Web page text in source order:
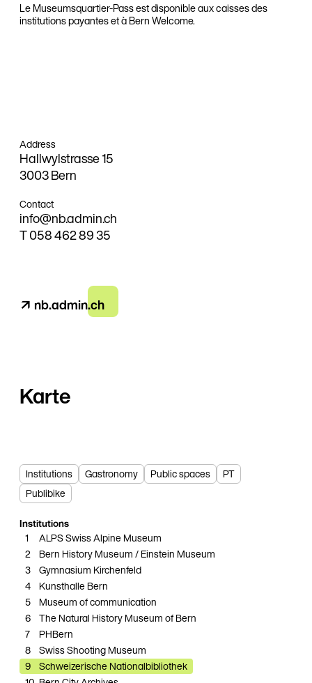
Le Museumsquartier-Pass est disponible aux caisses des
institutions payantes et à Bern Welcome.
Address
Hallwylstrasse 15
3003 Bern
Contact
info@nb.admin.ch
T058 462 89 35
↗ nb.admin.ch
Karte
Institutions Gastronomy Public spaces
PT
Publibike
Institutions
1
ALPS Swiss Alpine Museum
2
Bern History Museum / Einstein Museum
3 Gymnasium Kirchenfeld
4
Kunsthalle Bern
5
Museum of communication
6 The Natural History Museum of Bern
7
PHBern
8 Swiss Shooting Museum
9 Schweizerische Nationalbibliothek